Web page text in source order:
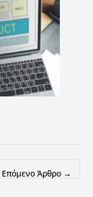
Επόμενο Άρθρο →